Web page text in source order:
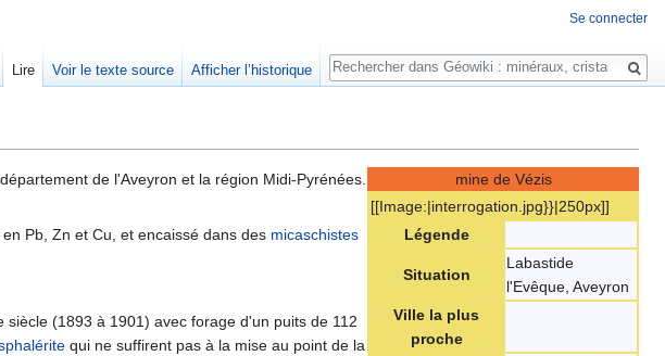
mine de Vézis
[[Image:‎|interrogation.jpg}}|250px]]
Légende
Situation
Labastide
l'Evêque, Aveyron
Ville la plus
proche
de l'Aveyron et la région Midi-Pyrénées.
Pb, Zn et Cu, et encaissé dans des micaschistes
(1893 à 1901) avec forage d'un puits de 112
qui ne suffirent pas à la mise au point de la
Se connecter
Lire Voir le texte source Afficher l’historique
Rechercher